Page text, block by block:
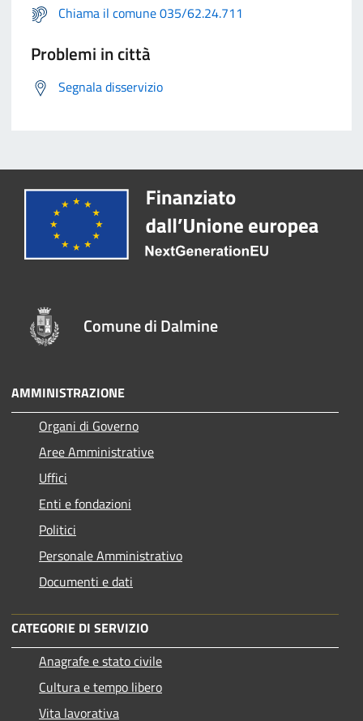
Chiama il comune 035/62.24.711
Problemi in città
Segnala disservizio
Comune di Dalmine
AMMINISTRAZIONE
Organi di Governo
Aree Amministrative
Uffici
Enti e fondazioni
Politici
Personale Amministrativo
Documenti e dati
CATEGORIE DI SERVIZIO
Anagrafe e stato civile
Cultura e tempo libero
Vita lavorativa